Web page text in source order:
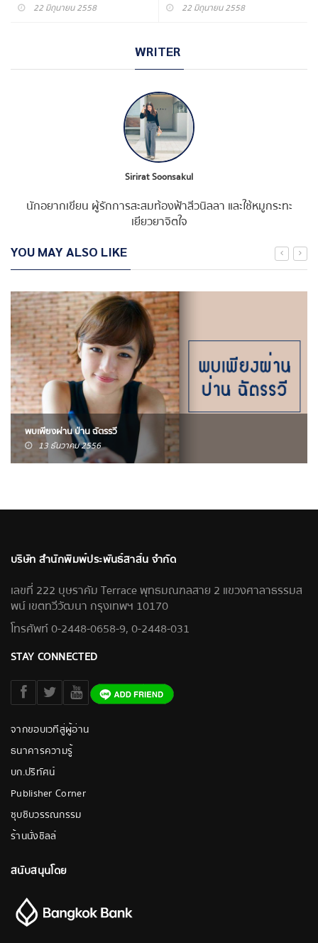
22 มิถุนายน 2558 22 มิถุนายน 2558
WRITER
Sirirat Soonsakul
นักอยากเขียน ผู้รักการสะสมท้องฟ้าสีวนิลลา และใช้หมูกระทะ
เยียวยาจิตใจ
YOU MAY ALSO LIKE
พบเพียงผ่าน ป่าน ฉัตรรวี
13 ธันวาคม 2556
บริษัท สำนักพิมพ์ประพันธ์สาส์น จำกัด
เลขที่ 222 บุษราคัม Terrace พุทธมณฑลสาย 2 แขวงศาลาธรรมส
พน์ เขตทวีวัฒนา กรุงเทพฯ 10170
โทรศัพท์ 0-2448-0658-9, 0-2448-031
STAY CONNECTED
จากขอบเวทีสู่ผู้อ่าน
ธนาคารความรู้
บก.ปริทัศน์
Publisher Corner
ซุบซิบวรรณกรรม
ร้านนั่งชิลล์
สนับสนุนโดย